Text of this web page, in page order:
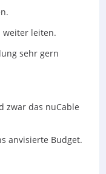
weiter leiten.
sehr gern
zwar das nuCable
anvisierte Budget.